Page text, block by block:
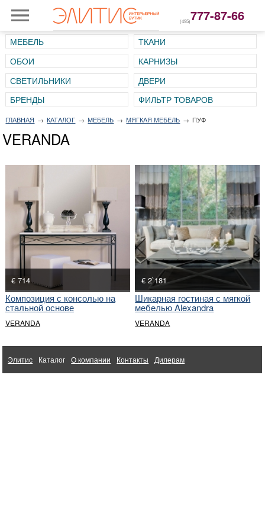
(495)777-87-66
МЕБЕЛЬ
ТКАНИ
ОБОИ
КАРНИЗЫ
СВЕТИЛЬНИКИ
ДВЕРИ
ГЛАВНАЯ → КАТАЛОГ → МЕБЕЛЬ → МЯГКАЯ МЕБЕЛЬ → ПУФ
VERANDA
€ 714
Композиция с консолью на
стальной основе
VERANDA
€ 2`181
Шикарная гостиная с мягкой
мебелью Alexandra
VERANDA
Элитис Каталог О компании Контакты Дилерам